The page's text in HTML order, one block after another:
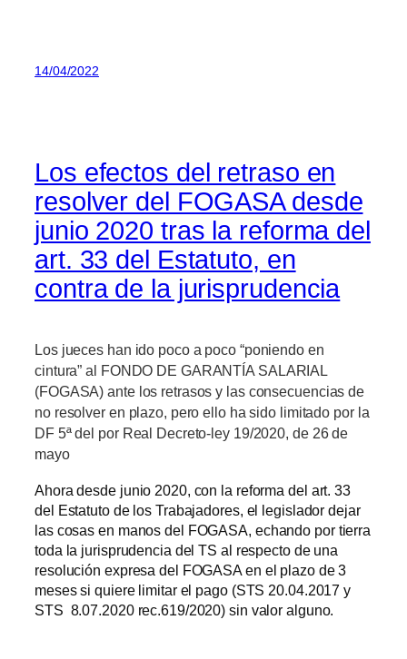
14/04/2022
Los efectos del retraso en
resolver del FOGASA desde
junio 2020 tras la reforma del
art. 33 del Estatuto, en
contra de la jurisprudencia
Los jueces han ido poco a poco “poniendo en
cintura” al FONDO DE GARANTÍA SALARIAL
(FOGASA) ante los retrasos y las consecuencias de
no resolver en plazo, pero ello ha sido limitado por la
DF 5ª del por Real Decreto-ley 19/2020, de 26 de
mayo
Ahora desde junio 2020, con la reforma del art. 33
del Estatuto de los Trabajadores, el legislador dejar
las cosas en manos del FOGASA, echando por tierra
toda la jurisprudencia del TS al respecto de una
resolución expresa del FOGASA en el plazo de 3
meses si quiere limitar el pago (STS 20.04.2017 y
STS 8.07.2020 rec.619/2020) sin valor alguno.